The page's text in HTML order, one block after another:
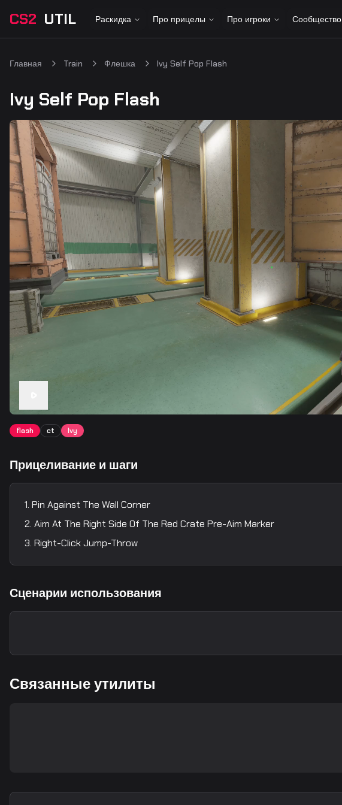
CS2 UTIL Раскидка Про прицелы Про игроки Сообщество
Главная Train Флешка Ivy Self Pop Flash
Ivy Self Pop Flash
flash ct lvy
Прицеливание и шаги
Pin Against The Wall Corner
Aim At The Right Side Of The Red Crate Pre-Aim Marker
Right-Click Jump-Throw
Сценарии использования
Связанные утилиты